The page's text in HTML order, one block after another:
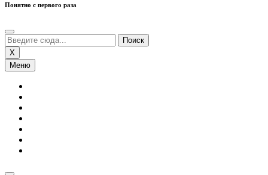
Понятно с первого раза
X
Меню